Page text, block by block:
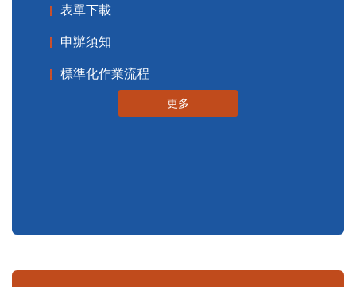
表單下載
申辦須知
標準化作業流程
更多